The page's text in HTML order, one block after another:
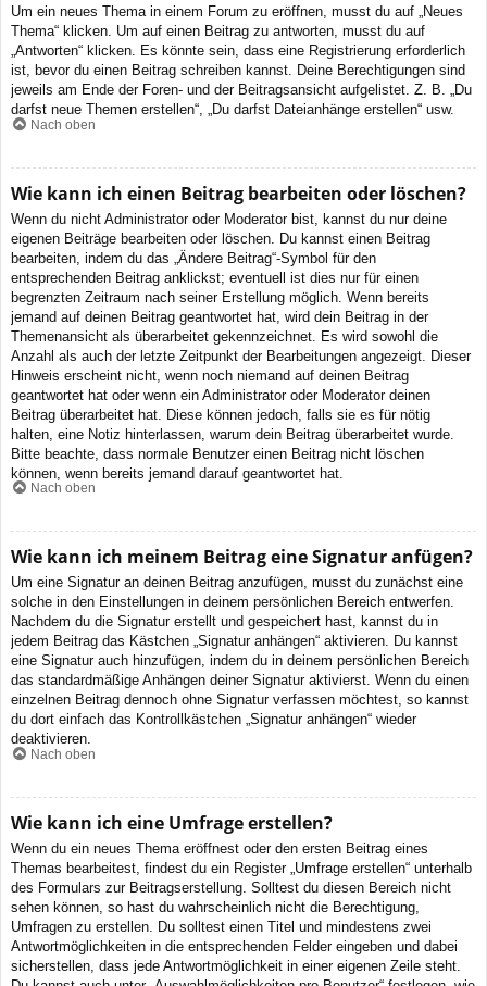
Um ein neues Thema in einem Forum zu eröffnen, musst du auf „Neues
Thema“ klicken. Um auf einen Beitrag zu antworten, musst du auf
„Antworten“ klicken. Es könnte sein, dass eine Registrierung erforderlich
ist, bevor du einen Beitrag schreiben kannst. Deine Berechtigungen sind
jeweils am Ende der Foren- und der Beitragsansicht aufgelistet. Z. B. „Du
darfst neue Themen erstellen“, „Du darfst Dateianhänge erstellen“ usw.
Nach oben
Wie kann ich einen Beitrag bearbeiten oder löschen?
Wenn du nicht Administrator oder Moderator bist, kannst du nur deine
eigenen Beiträge bearbeiten oder löschen. Du kannst einen Beitrag
bearbeiten, indem du das „Ändere Beitrag“-Symbol für den
entsprechenden Beitrag anklickst; eventuell ist dies nur für einen
begrenzten Zeitraum nach seiner Erstellung möglich. Wenn bereits
jemand auf deinen Beitrag geantwortet hat, wird dein Beitrag in der
Themenansicht als überarbeitet gekennzeichnet. Es wird sowohl die
Anzahl als auch der letzte Zeitpunkt der Bearbeitungen angezeigt. Dieser
Hinweis erscheint nicht, wenn noch niemand auf deinen Beitrag
geantwortet hat oder wenn ein Administrator oder Moderator deinen
Beitrag überarbeitet hat. Diese können jedoch, falls sie es für nötig
halten, eine Notiz hinterlassen, warum dein Beitrag überarbeitet wurde.
Bitte beachte, dass normale Benutzer einen Beitrag nicht löschen
können, wenn bereits jemand darauf geantwortet hat.
Nach oben
Wie kann ich meinem Beitrag eine Signatur anfügen?
Um eine Signatur an deinen Beitrag anzufügen, musst du zunächst eine
solche in den Einstellungen in deinem persönlichen Bereich entwerfen.
Nachdem du die Signatur erstellt und gespeichert hast, kannst du in
jedem Beitrag das Kästchen „Signatur anhängen“ aktivieren. Du kannst
eine Signatur auch hinzufügen, indem du in deinem persönlichen Bereich
das standardmäßige Anhängen deiner Signatur aktivierst. Wenn du einen
einzelnen Beitrag dennoch ohne Signatur verfassen möchtest, so kannst
du dort einfach das Kontrollkästchen „Signatur anhängen“ wieder
deaktivieren.
Nach oben
Wie kann ich eine Umfrage erstellen?
Wenn du ein neues Thema eröffnest oder den ersten Beitrag eines
Themas bearbeitest, findest du ein Register „Umfrage erstellen“ unterhalb
des Formulars zur Beitragserstellung. Solltest du diesen Bereich nicht
sehen können, so hast du wahrscheinlich nicht die Berechtigung,
Umfragen zu erstellen. Du solltest einen Titel und mindestens zwei
Antwortmöglichkeiten in die entsprechenden Felder eingeben und dabei
sicherstellen, dass jede Antwortmöglichkeit in einer eigenen Zeile steht.